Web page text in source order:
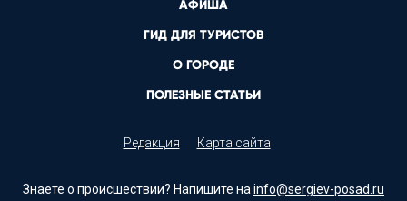
АФИША
ГИД ДЛЯ ТУРИСТОВ
О ГОРОДЕ
ПОЛЕЗНЫЕ СТАТЬИ
Редакция Карта сайта
Знаете о происшествии? Напишите на info@sergiev-posad.ru